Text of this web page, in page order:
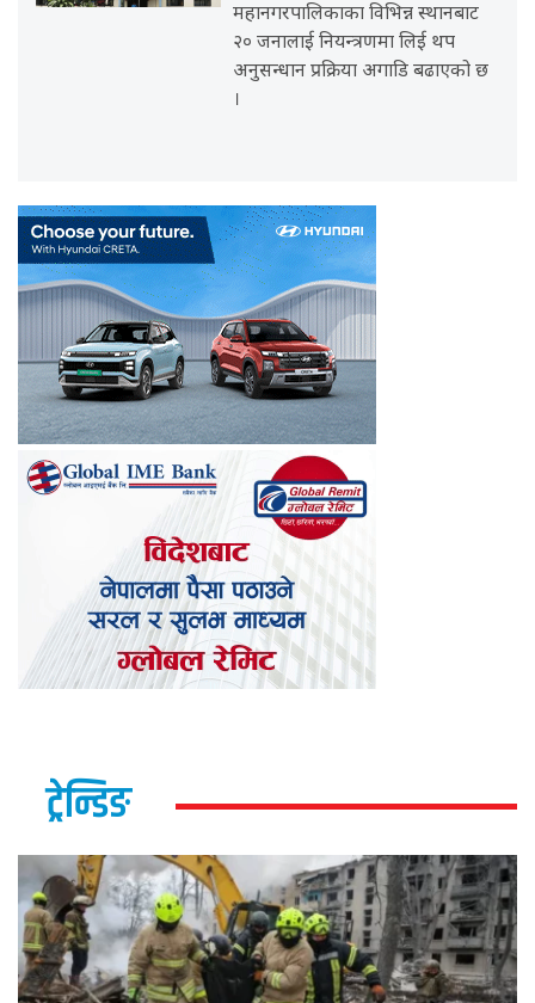
महानगरपालिकाका विभिन्न स्थानबाट
२० जनालाई नियन्त्रणमा लिई थप
अनुसन्धान प्रक्रिया अगाडि बढाएको छ
।
ट्रेन्डिङ